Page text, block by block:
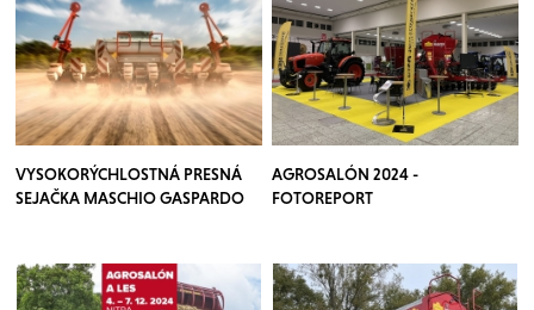
VYSOKORÝCHLOSTNÁ PRESNÁ
SEJAČKA MASCHIO GASPARDO
AGROSALÓN 2024 -
FOTOREPORT